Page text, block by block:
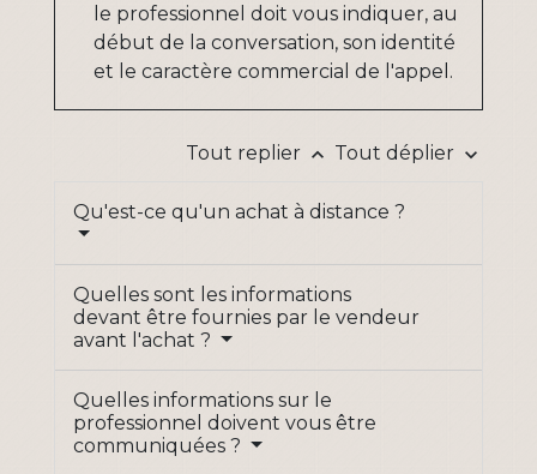
le professionnel doit vous indiquer, au
début de la conversation, son identité
et le caractère commercial de l'appel.
Tout replier keyboard_arrow_up Tout déplier keyboard_arrow_down
Qu'est-ce qu'un achat à distance ?
Quelles sont les informations
devant être fournies par le vendeur
avant l'achat ?
Quelles informations sur le
professionnel doivent vous être
communiquées ?